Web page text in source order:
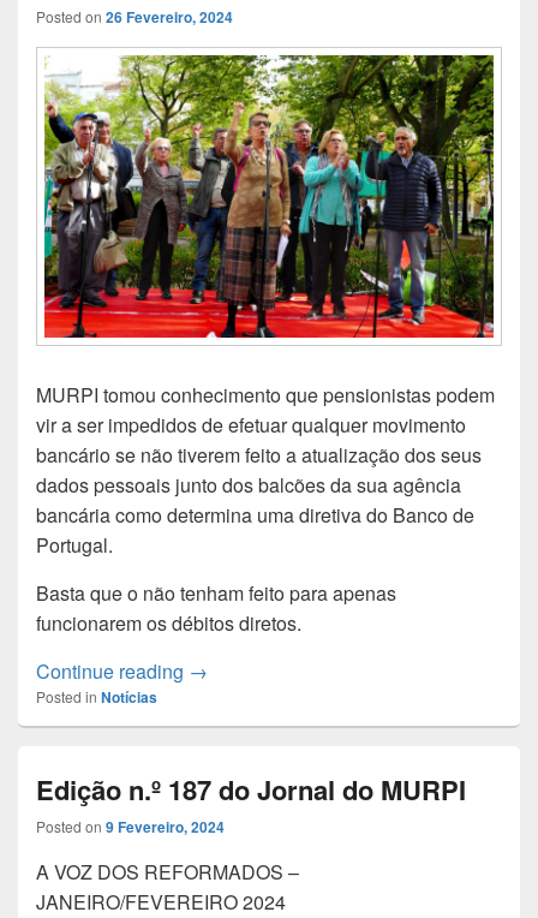
Posted on 26 Fevereiro, 2024
MURPI tomou conhecimento que pensionistas podem
vir a ser impedidos de efetuar qualquer movimento
bancário se não tiverem feito a atualização dos seus
dados pessoais junto dos balcões da sua agência
bancária como determina uma diretiva do Banco de
Portugal.
Basta que o não tenham feito para apenas
funcionarem os débitos diretos.
Continue reading Banca penaliza Pensionistas / MURPI
→
Posted in Notícias
Edição n.º 187 do Jornal do MURPI
Posted on 9 Fevereiro, 2024
A VOZ DOS REFORMADOS –
JANEIRO/FEVEREIRO 2024